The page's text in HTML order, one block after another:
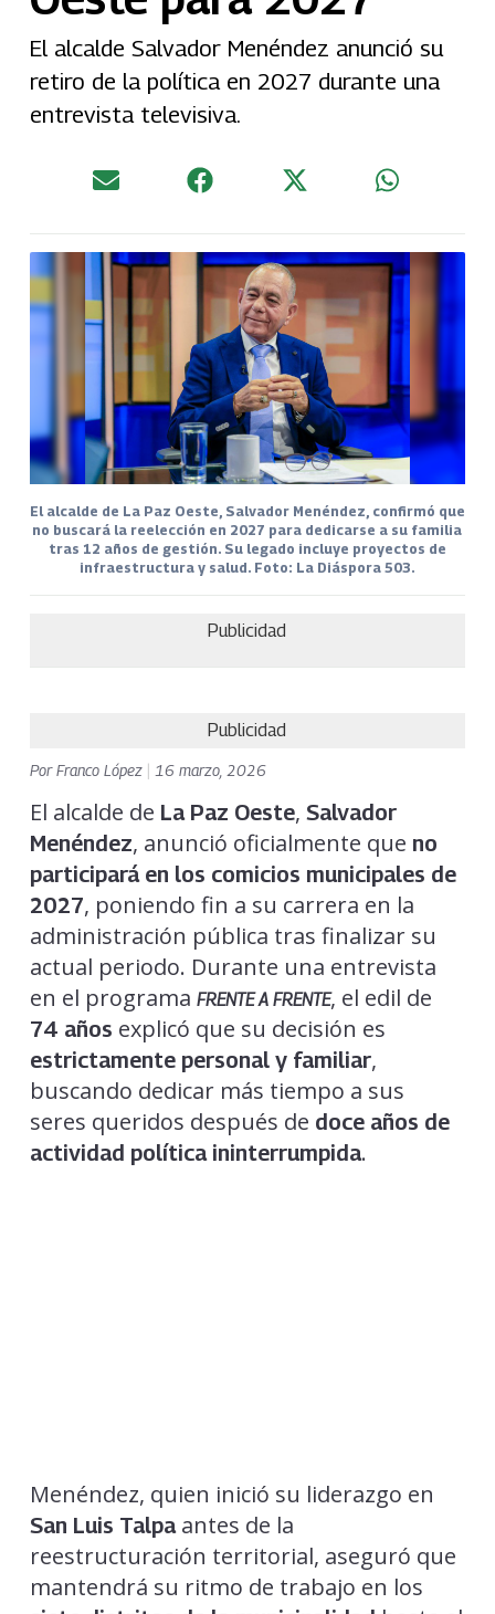
El alcalde Salvador Menéndez anunció su
retiro de la política en 2027 durante una
entrevista televisiva.
El alcalde de La Paz Oeste, Salvador Menéndez, confirmó que
no buscará la reelección en 2027 para dedicarse a su familia
tras 12 años de gestión. Su legado incluye proyectos de
infraestructura y salud. Foto: La Diáspora 503.
Publicidad
Publicidad
PorFranco López 16 marzo, 2026
El alcalde de La Paz Oeste, Salvador
Menéndez, anunció oficialmente que no
participará en los comicios municipales de
2027, poniendo fin a su carrera en la
administración pública tras finalizar su
actual periodo. Durante una entrevista
en el programa FRENTE A FRENTE, el edil de
74 años explicó que su decisión es
estrictamente personal y familiar,
buscando dedicar más tiempo a sus
seres queridos después de doce años de
actividad política ininterrumpida.
Menéndez, quien inició su liderazgo en
San Luis Talpaantes de la
reestructuración territorial, aseguró que
mantendrá su ritmo de trabajo en los